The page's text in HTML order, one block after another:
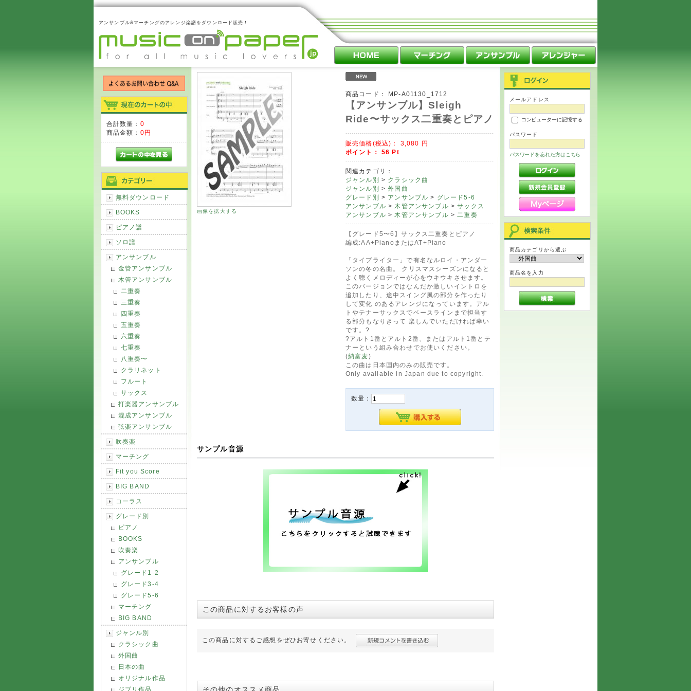
アンサンブル&マーチングのアレンジ楽譜をダウンロード販売！
合計数量： 0
商品金額： 0円
無料ダウンロード
BOOKS
ピアノ譜
ソロ譜
アンサンブル
金管アンサンブル
木管アンサンブル
二重奏
三重奏
四重奏
五重奏
六重奏
七重奏
八重奏〜
クラリネット
フルート
サックス
打楽器アンサンブル
混成アンサンブル
弦楽アンサンブル
吹奏楽
マーチング
Fit you Score
BIG BAND
コーラス
グレード別
ピアノ
BOOKS
吹奏楽
アンサンブル
グレード1-2
グレード3-4
グレード5-6
マーチング
BIG BAND
ジャンル別
クラシック曲
外国曲
日本の曲
オリジナル作品
ジブリ作品
画像を拡大する
商品コード： MP-A01130_1712
【アンサンブル】Sleigh
Ride〜サックス二重奏とピアノ
販売価格(税込)： 3,080 円
ポイント： 56 Pt
関連カテゴリ：
ジャンル別 > クラシック曲
ジャンル別 >外国曲
グレード別 > アンサンブル > グレード5-6
アンサンブル > 木管アンサンブル >サックス
アンサンブル > 木管アンサンブル > 二重奏
【グレード5〜6】サックス二重奏とピアノ
編成:AA+PianoまたはAT+Piano
「タイプライター」で有名なルロイ・アンダー
ソンの冬の名曲。 クリスマスシーズンになると
よく聴くメロディーが心をウキウキさせます。
このバージョンではなんだか激しいイントロを
追加したり、途中スイング風の部分を作ったり
して変化 のあるアレンジになっています。アル
トやテナーサックスでベースラインまで担当す
る部分もなりきって 楽しんでいただければ幸い
です。?
?アルト1番とアルト2番、またはアルト1番とテ
ナーという組み合わせでお使いください。
(納富麦)
この曲は日本国内のみの販売です。
Only available in Japan due to copyright.
数量：
サンプル音源
この商品に対するお客様の声
この商品に対するご感想をぜひお寄せください。
メールアドレス
コンピューターに記憶する
パスワード
パスワードを忘れた方はこちら
商品カテゴリから選ぶ
商品名を入力